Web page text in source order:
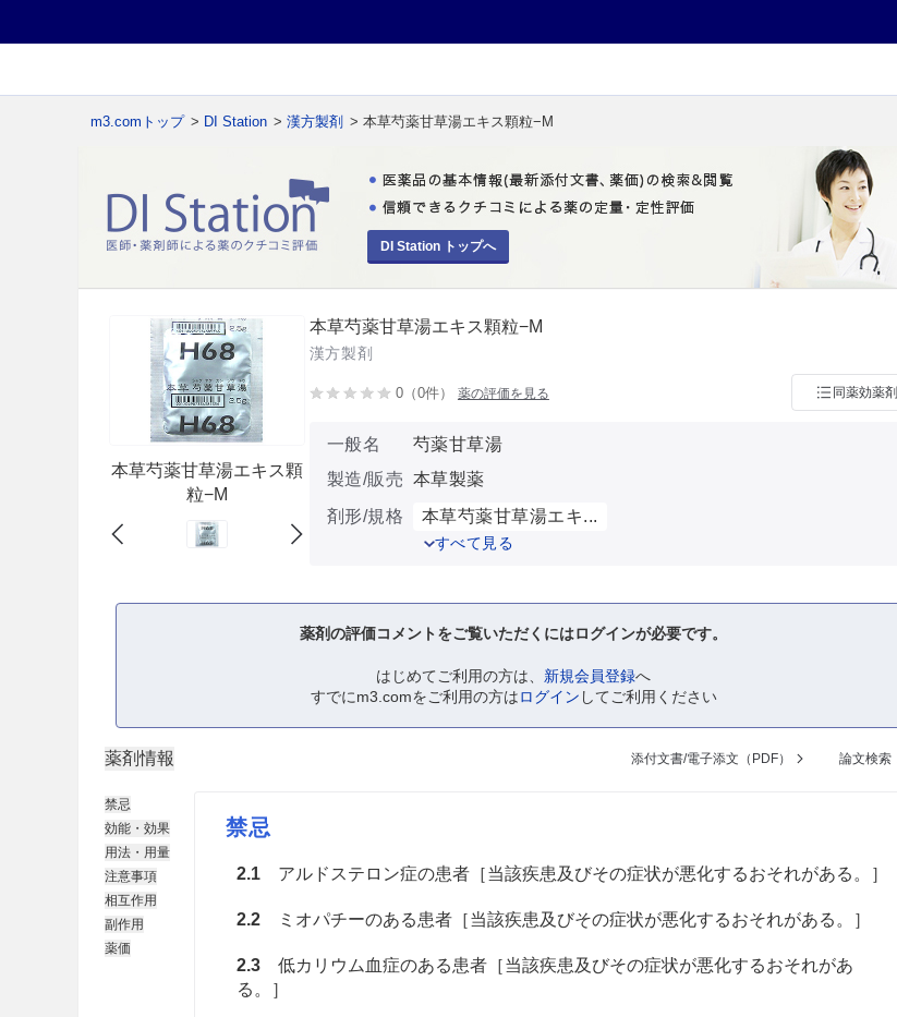
m3.comトップ > DI Station > 漢方製剤 > 本草芍薬甘草湯エキス顆粒−M
DI Station トップへ
本草芍薬甘草湯エキス顆
粒−M
本草芍薬甘草湯エキス顆粒−M
漢方製剤
0（0件） 薬の評価を見る 同薬効薬剤
一般名
芍薬甘草湯
製造/販売 本草製薬
剤形/規格
本草芍薬甘草湯エキ...
すべて見る
薬剤の評価コメントをご覧いただくにはログインが必要です。
はじめてご利用の方は、 新規会員登録へ
すでにm3.comをご利用の方はログイン してご利用ください
薬剤情報 添付文書/電子添文（PDF） 論文検索
禁忌
効能・効果
用法・用量
注意事項
相互作用
副作用
薬価
禁忌
2.1アルドステロン症の患者［当該疾患及びその症状が悪化するおそれがある。］
2.2ミオパチーのある患者［当該疾患及びその症状が悪化するおそれがある。］
2.3低カリウム血症のある患者［当該疾患及びその症状が悪化するおそれがあ
る。］